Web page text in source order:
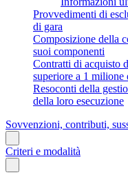
Provvedimenti di
di gara
Composizione della
suoi componenti
Contratti di acquisto
superiore a 1 milione
Resoconti della
della loro esecuzione
Sovvenzioni, contributi,
Criteri e modalità